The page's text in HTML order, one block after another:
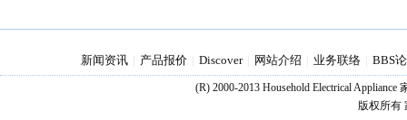
新闻资讯 产品报价 Discover 网站介绍 业务联络 BBS
(R) 2000-2013 Household Electrical
版权所有